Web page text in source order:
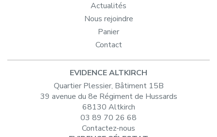
Actualités
Nous rejoindre
Panier
Contact
EVIDENCE ALTKIRCH
Quartier Plessier, Bâtiment 15B
39 avenue du 8e Régiment de Hussards
68130 Altkirch
03 89 70 26 68
Contactez-nous